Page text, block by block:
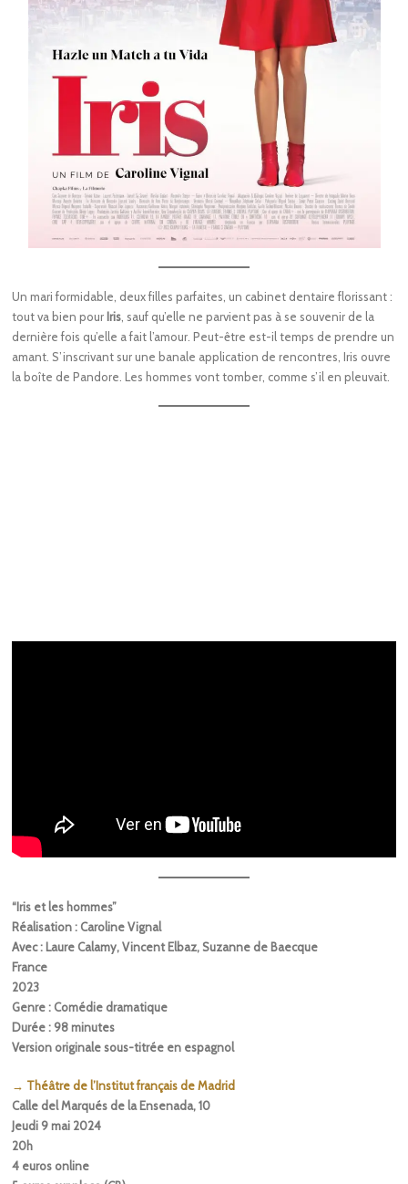
Un mari formidable, deux filles parfaites, un cabinet dentaire florissant :
tout va bien pour Iris , sauf qu’elle ne parvient pas à se souvenir de la
dernière fois qu’elle a fait l’amour. Peut-être est-il temps de prendre un
amant. S’inscrivant sur une banale application de rencontres, Iris ouvre
la boîte de Pandore. Les hommes vont tomber, comme s’il en pleuvait.
“Iris et les hommes”
Réalisation : Caroline Vignal
Avec : Laure Calamy, Vincent Elbaz, Suzanne de Baecque
France
2023
Genre : Comédie dramatique
Durée : 98 minutes
Version originale sous-titrée en espagnol
→ Théâtre de l’Institut français de Madrid
Calle del Marqués de la Ensenada, 10
Jeudi 9 mai 2024
20h
4 euros online